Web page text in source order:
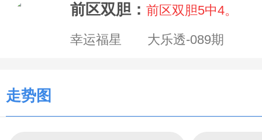
前区双胆： 前区双胆5中4。
幸运福星 大乐透-089期
走势图